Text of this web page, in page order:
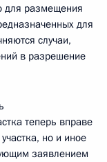
для размещения
для
случаи,
в разрешение
теперь вправе
но и иное
заявлением